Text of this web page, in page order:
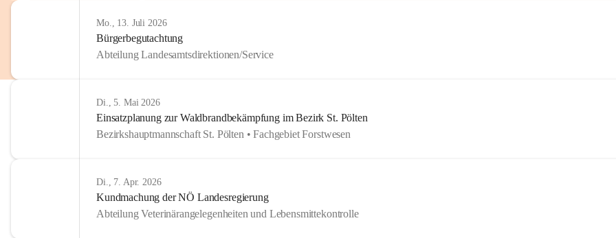
Mo., 13. Juli 2026
Bürgerbegutachtung
Abteilung Landesamtsdirektionen/Service
Di., 5. Mai 2026
Einsatzplanung zur Waldbrandbekämpfung im Bezirk St. Pölten
Bezirkshauptmannschaft St. Pölten • Fachgebiet Forstwesen
Di., 7. Apr. 2026
Kundmachung der NÖ Landesregierung
Abteilung Veterinärangelegenheiten und Lebensmittekontrolle